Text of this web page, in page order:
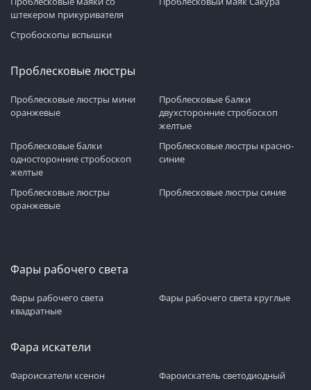
штекером прикуривателя
Стробоскопы вспышки
Проблесковые люстры
Проблесковые люстры мини
оранжевые
Проблесковые балки
двухсторонние стробоскоп
желтые
Проблесковые балки
односторонние стробоскоп
желтые
Проблесковые люстры красно-
синие
Проблесковые люстры
оранжевые
Проблесковые люстры синие
Фары рабочего света
Фары рабочего света
квадратные
Фары рабочего света круглые
Фара искатели
Фароискатели ксенон Фароискатель светодиодный